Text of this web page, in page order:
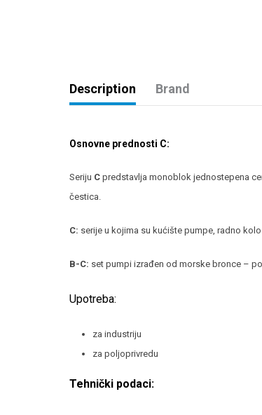
Description Brand
Osnovne prednosti C:
Seriju C predstavlja monoblok jednostepena
čestica.
C: serije u kojima su kućište pumpe, radno
B-C: set pumpi izrađen od morske bronce –
Upotreba:
za industriju
za poljoprivredu
Tehnički podaci: